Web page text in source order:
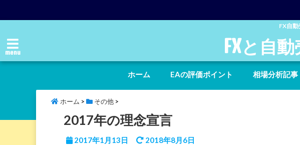
FX自動
menu FXと自
ホーム EAの評価ポイント 相場分析記事
ホーム > その他 >
2017年の理念宣言
2017年1月13日 2018年8月6日